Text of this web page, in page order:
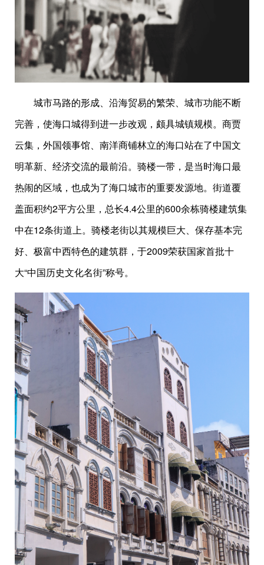
城市马路的形成、沿海贸易的繁荣、城市功能不断
完善，使海口城得到进一步改观，颇具城镇规模。商贾
云集，外国领事馆、南洋商铺林立的海口站在了中国文
明革新、经济交流的最前沿。骑楼一带，是当时海口最
热闹的区域，也成为了海口城市的重要发源地。街道覆
盖面积约2平方公里，总长4.4公里的600余栋骑楼建筑集
中在12条街道上。骑楼老街以其规模巨大、保存基本完
好、极富中西特色的建筑群，于2009荣获国家首批十
大“中国历史文化名街”称号。